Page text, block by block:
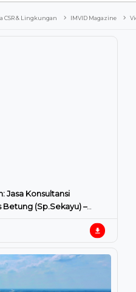
CSR & Lingkungan IMVID Magazine
Jasa Konsultansi
Betung (Sp.Sekayu) –